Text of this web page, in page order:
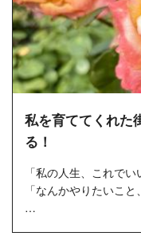
私を育ててくれた
る！
「私の人生、これでい
「なんかやりたいこと